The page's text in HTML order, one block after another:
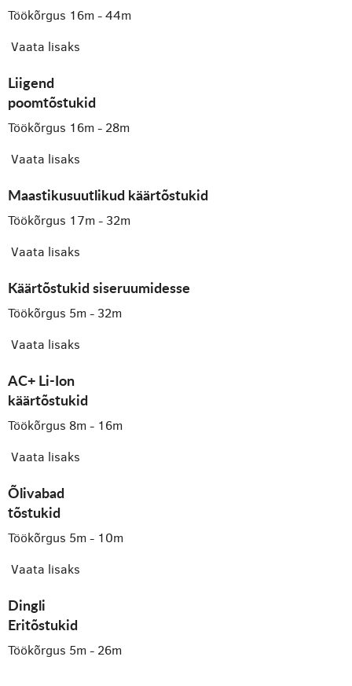
Töökõrgus 16m - 44m
Vaata lisaks
Liigend
poomtõstukid
Töökõrgus 16m - 28m
Vaata lisaks
Maastikusuutlikud käärtõstukid
Töökõrgus 17m - 32m
Vaata lisaks
Käärtõstukid siseruumidesse
Töökõrgus 5m - 32m
Vaata lisaks
AC+ Li-Ion
käärtõstukid
Töökõrgus 8m - 16m
Vaata lisaks
Õlivabad
tõstukid
Töökõrgus 5m - 10m
Vaata lisaks
Dingli
Eritõstukid
Töökõrgus 5m - 26m